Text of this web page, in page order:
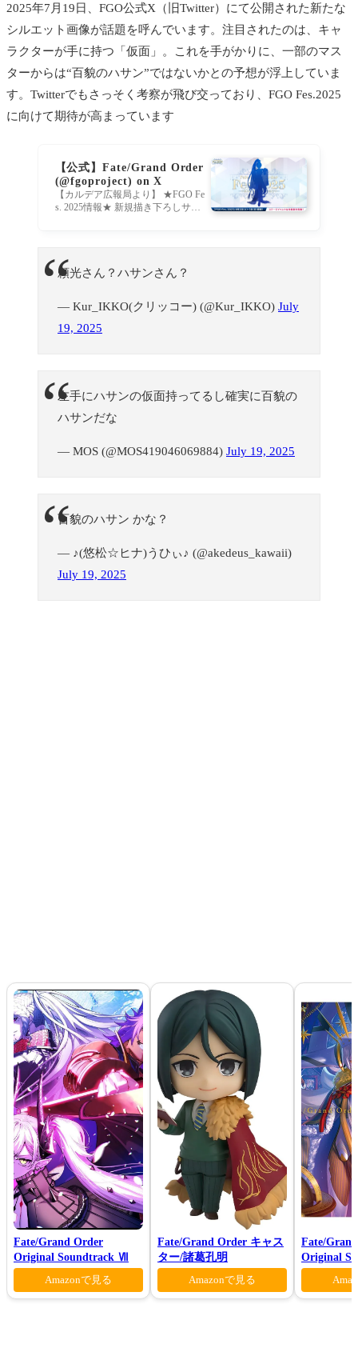
2025年7月19日、FGO公式X（旧Twitter）にて公開された新たな
シルエット画像が話題を呼んでいます。注目されたのは、キャ
ラクターが手に持つ「仮面」。これを手がかりに、一部のマス
ターからは“百貌のハサン”ではないかとの予想が浮上していま
す。Twitterでもさっそく考察が飛び交っており、FGO Fes.2025
に向けて期待が高まっています
【公式】Fate/Grand Order
(@fgoproject) on X
【カルデア広報局より】 ★FGO Fe
s. 2025情報★ 新規描き下ろしサー
イトはこちら→https://t.co/nhIa8WnX
RA #FGO
頼光さん？ハサンさん？
— Kur_IKKO(クリッコー) (@Kur_IKKO) July
19, 2025
左手にハサンの仮面持ってるし確実に百貌の
ハサンだな
— MOS (@MOS419046069884) July 19, 2025
百貌のハサン かな？
— ♪(悠松☆ヒナ)うひぃ♪ (@akedeus_kawaii)
July 19, 2025
Fate/Grand Order
Original Soundtrack Ⅶ
Amazonで見る
Fate/Grand Order キャス
ター/諸葛孔明
Amazonで見る
Fate/
Original
VI(初回仕